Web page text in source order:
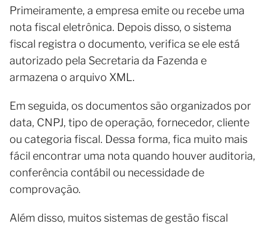
Primeiramente, a empresa emite ou recebe uma
nota fiscal eletrônica. Depois disso, o sistema
fiscal registra o documento, verifica se ele está
autorizado pela Secretaria da Fazenda e
armazena o arquivo XML.
Em seguida, os documentos são organizados por
data, CNPJ, tipo de operação, fornecedor, cliente
ou categoria fiscal. Dessa forma, fica muito mais
fácil encontrar uma nota quando houver auditoria,
conferência contábil ou necessidade de
comprovação.
Além disso, muitos sistemas de gestão fiscal